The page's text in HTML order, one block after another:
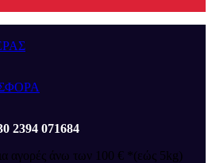
2394 071684
αγορές άνω των 100 € *(εώς 5kg)